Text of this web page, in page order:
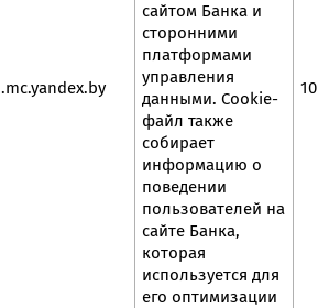
.mc.yandex.by
сайтом Банка и
сторонними
платформами
управления
данными. Cookie-
файл также
собирает
информацию о
поведении
пользователей на
сайте Банка,
которая
используется для
его оптимизации